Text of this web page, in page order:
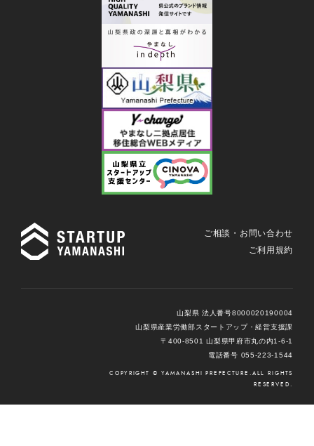
ご相談・お問い合わせ
ご利用規約
山梨県 法人番号8000020190004
山梨県産業労働部スタートアップ・経営支援課
〒400-8501 山梨県甲府市丸の内1-6-1
電話番号 055-223-1544
COPYRIGHT © YAMANASHI PREFECTURE.ALL RIGHTS
RESERVED.